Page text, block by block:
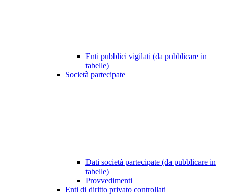
Enti pubblici vigilati (da pubblicare in
tabelle)
Società partecipate
Dati società partecipate (da pubblicare in
tabelle)
Provvedimenti
Enti di diritto privato controllati